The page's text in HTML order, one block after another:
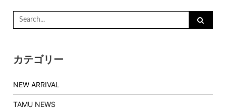
Search
for:
カテゴリー
NEW ARRIVAL
TAMU NEWS